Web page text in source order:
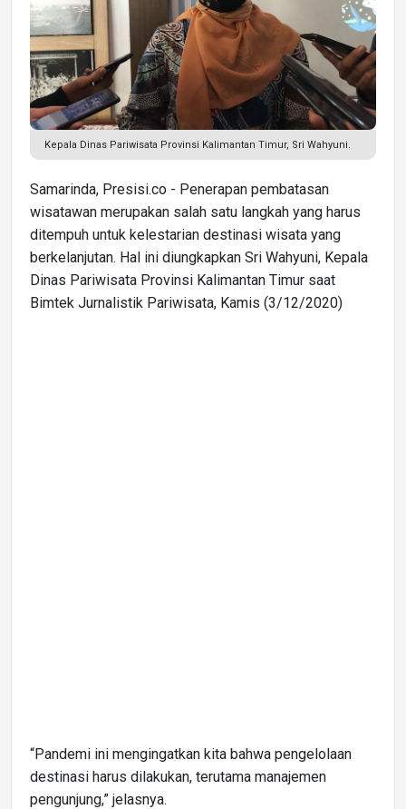
Kepala Dinas Pariwisata Provinsi Kalimantan Timur, Sri Wahyuni.
Samarinda, Presisi.co - Penerapan pembatasan
wisatawan merupakan salah satu langkah yang harus
ditempuh untuk kelestarian destinasi wisata yang
berkelanjutan. Hal ini diungkapkan Sri Wahyuni, Kepala
Dinas Pariwisata Provinsi Kalimantan Timur saat
Bimtek Jurnalistik Pariwisata, Kamis (3/12/2020)
“Pandemi ini mengingatkan kita bahwa pengelolaan
destinasi harus dilakukan, terutama manajemen
pengunjung,” jelasnya.